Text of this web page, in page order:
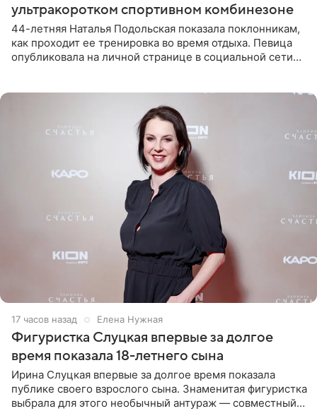
ультракоротком спортивном комбинезоне
44-летняя Наталья Подольская показала поклонникам,
как проходит ее тренировка во время отдыха. Певица
опубликовала на личной странице в социальной сети
17 часов назад Елена Нужная
Фигуристка Слуцкая впервые за долгое
время показала 18-летнего сына
Ирина Слуцкая впервые за долгое время показала
публике своего взрослого сына. Знаменитая фигуристка
выбрала для этого необычный антураж — совместный